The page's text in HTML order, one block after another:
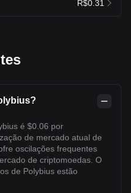
R$0.31
é $0.06 por
de mercado atual de
oscilações frequentes
de criptomoedas. O
de Polybius estão